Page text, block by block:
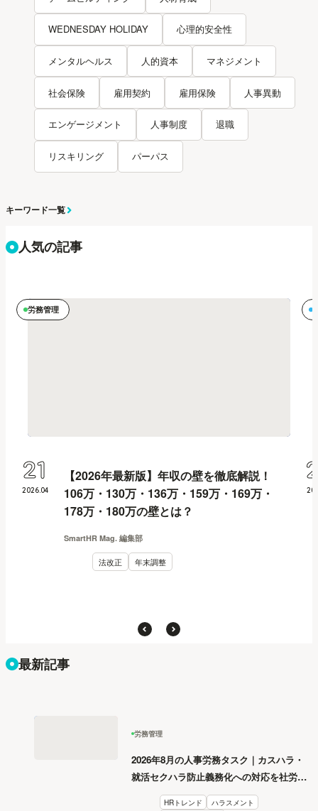
WEDNESDAY HOLIDAY 心理的安全性
メンタルヘルス 人的資本 マネジメント
社会保険 雇用契約 雇用保険 人事異動
エンゲージメント 人事制度 退職
リスキリング パーパス
キーワード一覧
人気の記事
労務管理
【2026年最新版】年収の壁を徹底解説！
106万・130万・136万・159万・169万・
178万・180万の壁とは？
SmartHR Mag. 編集部
法改正 年末調整
2026.04
21
最新記事
労務管理
2026年8月の人事労務タスク｜カスハラ・
就活セクハラ防止義務化への対応を社労士
HRトレンド
ハラスメント